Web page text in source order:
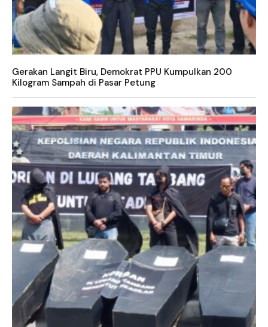
Gerakan Langit Biru, Demokrat PPU Kumpulkan 200
Kilogram Sampah di Pasar Petung